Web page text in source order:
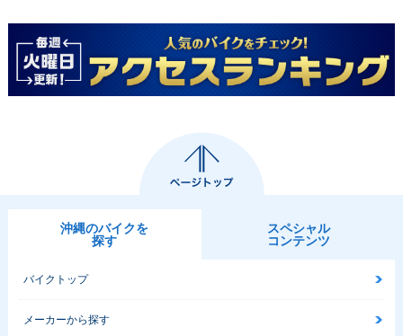
沖縄のバイクを
探す
スペシャル
コンテンツ
バイクトップ
メーカーから探す